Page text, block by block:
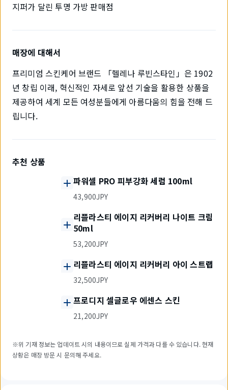
지퍼가 달린 투명 가방 판매점
매장에 대해서
프리미엄 스킨케어 브랜드 「헬레나 루빈스타인」은 1902
년 창립 이래, 혁신적인 자세로 앞선 기술을 활용한 상품을
제공하여 세계 모든 여성분들에게 아름다움의 힘을 전해 드
립니다.
추천 상품
파워셀 PRO 피부강화 세럼 100ml
43,900JPY
리플라스티 에이지 리커버리 나이트 크림
50ml
53,200JPY
리플라스티 에이지 리커버리 아이 스트랩
32,500JPY
프로디지 셀글로우 에센스 스킨
21,200JPY
※위 기재 정보는 업데이트 시의 내용이므로 실제 가격과 다를 수 있습니다. 현재
상황은 매장 방문 시 문의해 주세요.